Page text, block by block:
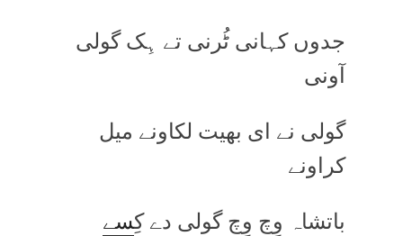
جدوں کہانی ٹُرنی تے ہِک گولی
آونی
گولی نے ای بھیت لکاونے میل
کراونے
باتشاہ وِچ وِچ گولی دے کِسے